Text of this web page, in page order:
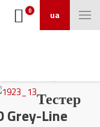
ua
0
Тестер
Grey-Line